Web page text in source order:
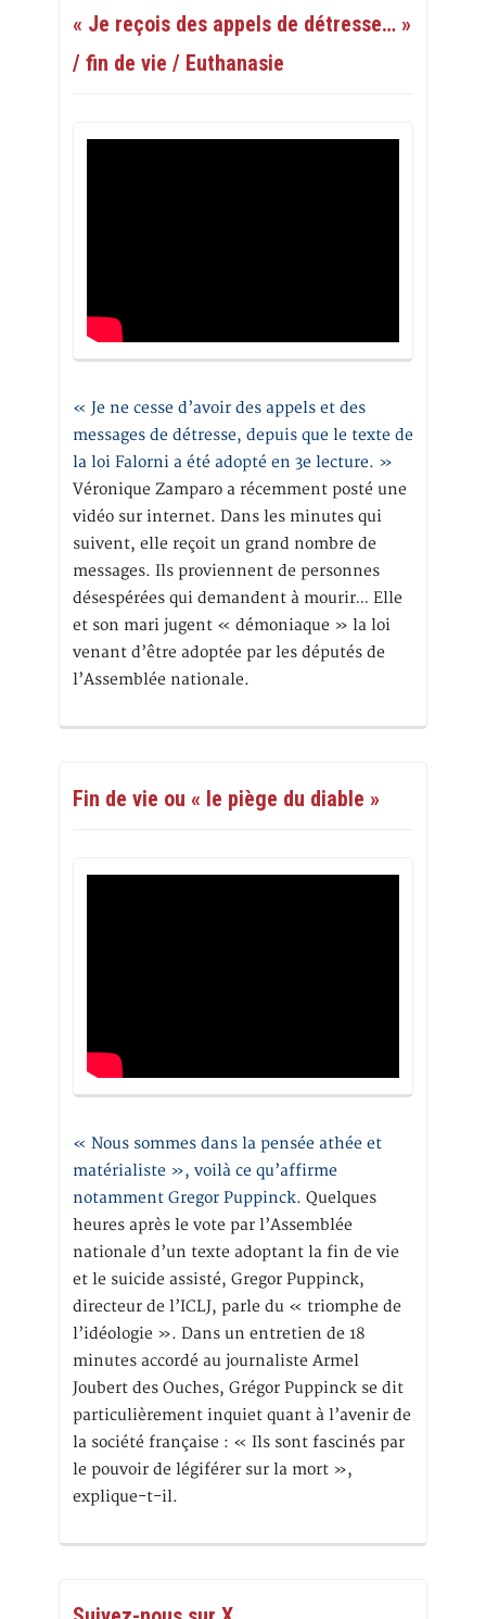
« Je reçois des appels de détresse… »
/ fin de vie / Euthanasie
« Je ne cesse d’avoir des appels et des
messages de détresse, depuis que le texte de
la loi Falorni a été adopté en 3e lecture. »
Véronique Zamparo a récemment posté une
vidéo sur internet. Dans les minutes qui
suivent, elle reçoit un grand nombre de
messages. Ils proviennent de personnes
désespérées qui demandent à mourir… Elle
et son mari jugent « démoniaque » la loi
venant d’être adoptée par les députés de
l’Assemblée nationale.
Fin de vie ou « le piège du diable »
« Nous sommes dans la pensée athée et
matérialiste », voilà ce qu’affirme
notamment Gregor Puppinck. Quelques
heures après le vote par l’Assemblée
nationale d’un texte adoptant la fin de vie
et le suicide assisté, Gregor Puppinck,
directeur de l’ICLJ, parle du « triomphe de
l’idéologie ». Dans un entretien de 18
minutes accordé au journaliste Armel
Joubert des Ouches, Grégor Puppinck se dit
particulièrement inquiet quant à l’avenir de
la société française : « Ils sont fascinés par
le pouvoir de légiférer sur la mort »,
explique-t-il.